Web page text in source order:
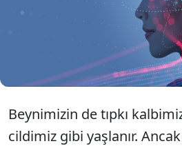
olduğunuz
ya da tam tersi…
Beynimizin de tıpkı
cildimiz gibi yaşlanır.